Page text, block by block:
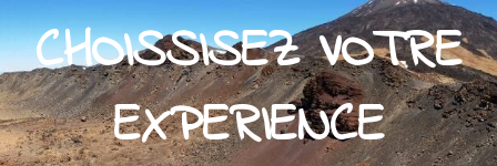
CHOISSISEZ VOTRE
EXPERIENCE